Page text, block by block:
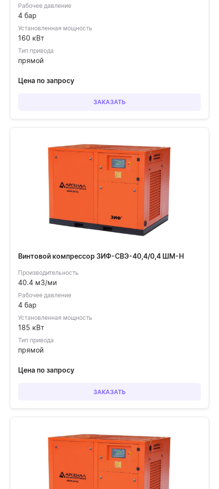
Рабочее давление
4 бар
Установленная мощность
160 кВт
Тип привода
прямой
Цена по запросу
ЗАКАЗАТЬ
Винтовой компрессор ЗИФ-СВЭ-40,4/0,4 ШМ-Н
Производительность
40.4 м3/ми
Рабочее давление
4 бар
Установленная мощность
185 кВт
Тип привода
прямой
Цена по запросу
ЗАКАЗАТЬ